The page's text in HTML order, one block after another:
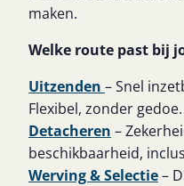
maken.
Welke route past bij
Uitzenden – Snel
Flexibel, zonder gedoe.
Detacheren –
beschikbaarheid,
Werving & Selectie–